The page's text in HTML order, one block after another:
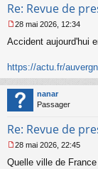
Re: Revue de
e
s
a
g
e
n
n
u
28 mai 2026, 12:34
Accident aujourd'hui
https://actu.fr/
nanar
Passager
Re: Revue de
e
28 mai 2026, 22:45
Quelle ville de